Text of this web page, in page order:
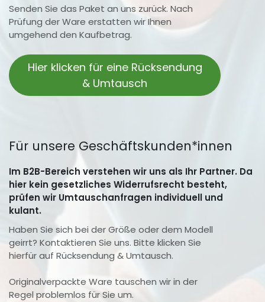
Senden Sie das Paket an uns zurück. Nach
Prüfung der Ware erstatten wir Ihnen
umgehend den Kaufbetrag.
Hier klicken für eine Rücksendung
& Umtausch
Für unsere Geschäftskunden*innen
Im B2B-Bereich verstehen wir uns als Ihr Partner. Da
hier kein gesetzliches Widerrufsrecht besteht,
prüfen wir Umtauschanfragen individuell und
kulant.
Haben Sie sich bei der Größe oder dem Modell
geirrt? Kontaktieren Sie uns. Bitte klicken Sie
hierfür auf Rücksendung & Umtausch.
Originalverpackte Ware tauschen wir in der
Regel problemlos für Sie um.